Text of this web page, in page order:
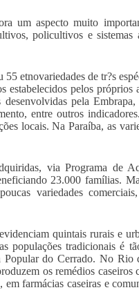
um aspecto muito
policultivos e
etnovariedades de tr?s
estabelecidos pelos
pela
entre outros
locais. Na Paraíba, as
via Programa de
23.000 famílias.
variedades
quintais rurais e
populações tradicionais é
do Cerrado. No Rio
os remédios
em farmácias caseiras e